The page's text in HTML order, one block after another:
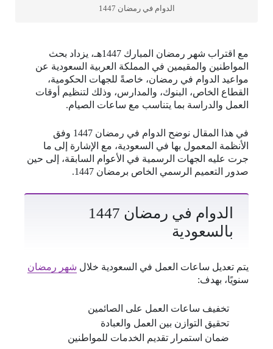
الدوام في رمضان 1447
مع اقتراب شهر رمضان المبارك 1447هـ، يزداد بحث
المواطنين والمقيمين في المملكة العربية السعودية عن
مواعيد الدوام في رمضان، خاصةً للجهات الحكومية،
القطاع الخاص، البنوك، والمدارس، وذلك لتنظيم أوقات
العمل والدراسة بما يتناسب مع ساعات الصيام.
في هذا المقال نوضح الدوام في رمضان 1447 وفق
الأنظمة المعمول بها في السعودية، مع الإشارة إلى ما
جرت عليه الجهات الرسمية في الأعوام السابقة، إلى حين
صدور التعميم الرسمي الخاص برمضان 1447.
الدوام في رمضان 1447
بالسعودية
يتم تعديل ساعات العمل في السعودية خلال شهر رمضان
سنويًا، بهدف:
تخفيف ساعات العمل على الصائمين
تحقيق التوازن بين العمل والعبادة
ضمان استمرار تقديم الخدمات للمواطنين